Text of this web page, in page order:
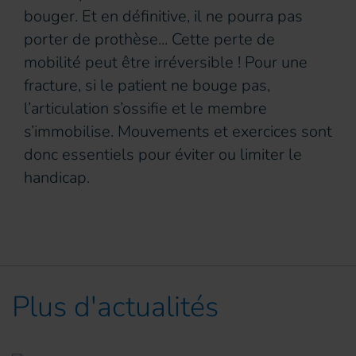
bouger. Et en définitive, il ne pourra pas
porter de prothèse... Cette perte de
mobilité peut être irréversible ! Pour une
fracture, si le patient ne bouge pas,
l’articulation s’ossifie et le membre
s’immobilise. Mouvements et exercices sont
donc essentiels pour éviter ou limiter le
handicap.
Plus d'actualités